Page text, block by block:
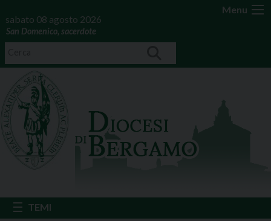
Menu
sabato 08 agosto 2026
San Domenico, sacerdote